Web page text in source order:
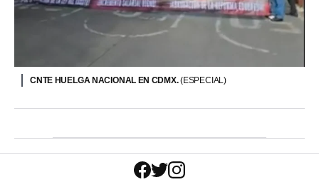
CNTE HUELGA NACIONAL EN CDMX.(ESPECIAL)